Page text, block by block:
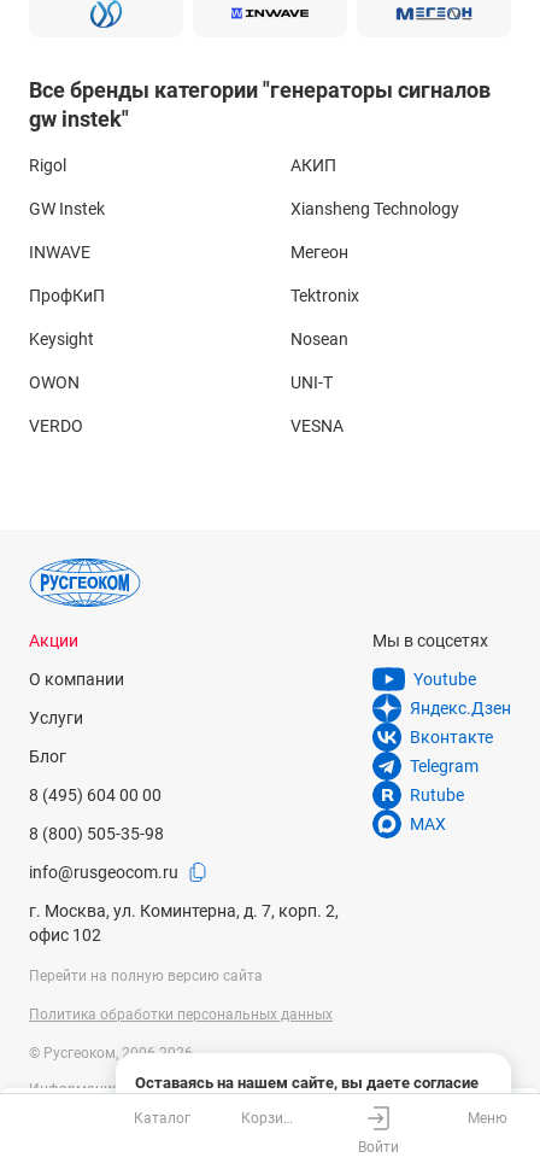
Все бренды категории "генераторы сигналов
gw instek"
Rigol АКИП
GW Instek Xiansheng Technology
INWAVE Мегеон
ПрофКиП Tektronix
Keysight Nosean
OWON UNI-T
VERDO VESNA
Оставаясь на нашем сайте, вы даете согласие
на использование файлов cookies и сбор данных
системами веб-аналитики
Акции
О компании
Услуги
Блог
8 (495) 604 00 00
8 (800) 505-35-98
info@rusgeocom.ru
г. Москва, ул. Коминтерна, д. 7, корп. 2,
офис 102
Мы в соцсетях
Youtube
Яндекс.Дзен
Вконтакте
Telegram
Rutube
MAX
Перейти на полную версию сайта
Политика обработки персональных данных
© Русгеоком, 2006-2026
Информация на сайте носит справочный характер и не является
публичной офертой, определяемой положениями Статьи 437
Гражданского кодекса Российской Федерации. Технические
Каталог
Корзина
Войти
Меню